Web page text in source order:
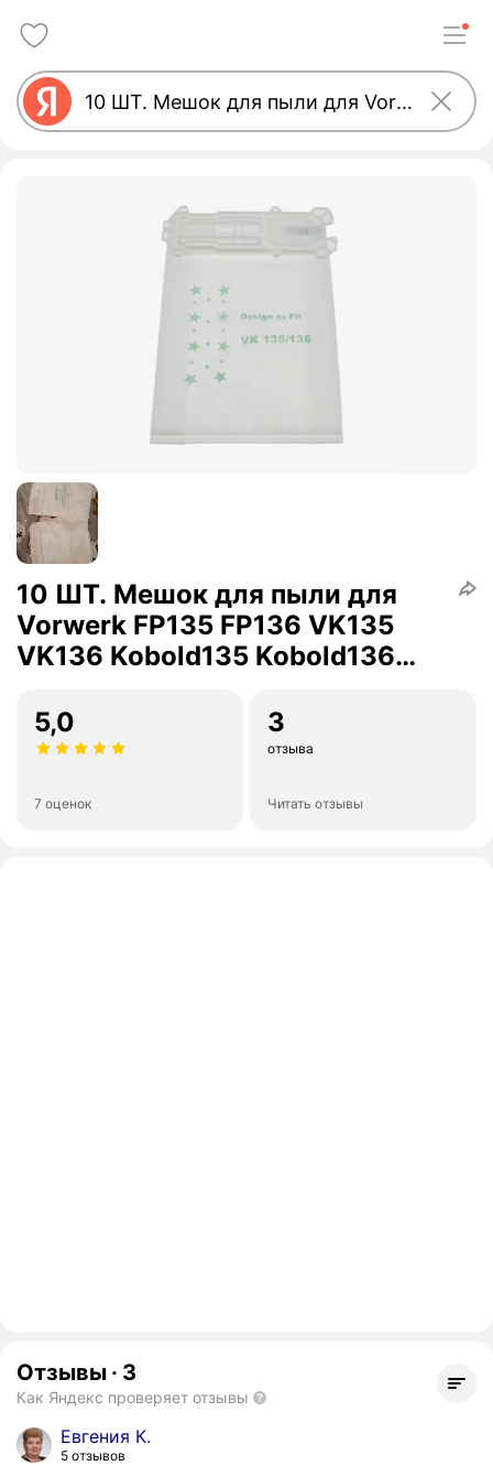
10 ШТ. Мешок для пыли для
Vorwerk FP135 FP136 VK135
VK136 Kobold135 Kobold136
пылесоса
5,0
7 оценок
3
отзыва
Читать отзывы
Отзывы · 3
Как Яндекс проверяет отзывы
Евгения К.
5 отзывов